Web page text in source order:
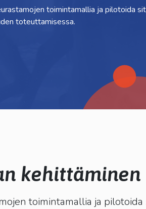
toimintamallia ja pilotoida
toteuttamisessa.
kehittäminen
toimintamallia ja pilotoida